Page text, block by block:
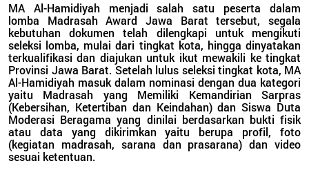
MA Al-Hamidiyah menjadi salah satu peserta dalam
lomba Madrasah Award Jawa Barat tersebut, segala
kebutuhan dokumen telah dilengkapi untuk mengikuti
seleksi lomba, mulai dari tingkat kota, hingga dinyatakan
terkualifikasi dan diajukan untuk ikut mewakili ke tingkat
Provinsi Jawa Barat. Setelah lulus seleksi tingkat kota, MA
Al-Hamidiyah masuk dalam nominasi dengan dua kategori
yaitu Madrasah yang Memiliki Kemandirian Sarpras
(Kebersihan, Ketertiban dan Keindahan) dan Siswa Duta
Moderasi Beragama yang dinilai berdasarkan bukti fisik
atau data yang dikirimkan yaitu berupa profil, foto
(kegiatan madrasah, sarana dan prasarana) dan video
sesuai ketentuan.